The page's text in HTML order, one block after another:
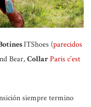
ITShoes (parecidos
Bear, CollarParis c’est
siempre termino